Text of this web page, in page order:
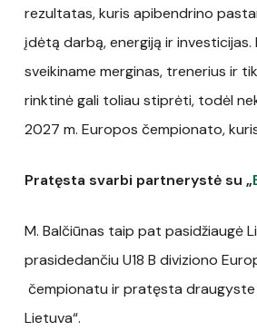
rezultatas, kuris apibendrino
įdėtą darbą, energiją ir investicijas.
sveikiname merginas, trenerius ir
rinktinė gali toliau stiprėti, todėl
2027 m. Europos čempionato,
Pratęsta svarbi partnerystė su „
M. Balčiūnas taip pat pasidžiaugė
prasidedančiu U18 B diviziono
čempionatu ir pratęsta draugyste
Lietuva“.